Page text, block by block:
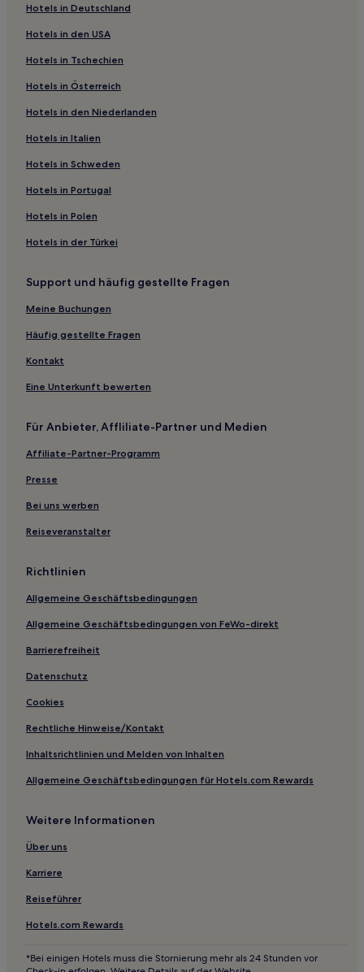
Aiguabella Hotels
Son Hotels
Solsonès: Hotels
Llobera Hotels
Hotels nahe Alabau
La Selva Hotels
Fornols Hotels
Vilanova de Meià Hotels
Suterranya Hotels
Hotels nahe Bahnhof Alp La Molina
Erinyà Hotels
Bóixols Hotels
Bar Hotels
Castellar de la Ribera Hotels
Tiurana Hotels
Pallars Sobirà: Hotels
Benós Hotels
Hotels nahe Skigebiet Port Aine
Arànser Hotels
Ainet de Besan Hotels
Civís Hotels
Hotels nahe Mont-Rebei-Klamm
Alòs de Balaguer Hotels
El Puig Hotels
Bausen Hotels
Alberola Hotels
Vilamòs Hotels
Hotels nahe Iglesia de San Clemente de Tahull
Val d'Aran: Hotels
Prats i Sansor Hotels
Sant Andreu de Castellbò Hotels
Lloberola Hotels
Pallars Jussà: Hotels
Baqueira Hotels
Hotels in Deutschland
Hotels in den USA
Hotels in Tschechien
Hotels in Österreich
Hotels in den Niederlanden
Hotels in Italien
Hotels in Schweden
Hotels in Portugal
Hotels in Polen
Hotels in der Türkei
Support und häufig gestellte Fragen
Meine Buchungen
Häufig gestellte Fragen
Kontakt
Eine Unterkunft bewerten
Für Anbieter, Affliliate-Partner und Medien
Affiliate-Partner-Programm
Presse
Bei uns werben
Reiseveranstalter
Richtlinien
Allgemeine Geschäftsbedingungen
Allgemeine Geschäftsbedingungen von FeWo-direkt
Barrierefreiheit
Datenschutz
Cookies
Rechtliche Hinweise/Kontakt
Inhaltsrichtlinien und Melden von Inhalten
Allgemeine Geschäftsbedingungen für Hotels.com Rewards
Weitere Informationen
Über uns
Karriere
Reiseführer
Hotels.com Rewards
*Bei einigen Hotels muss die Stornierung mehr als 24 Stunden vor